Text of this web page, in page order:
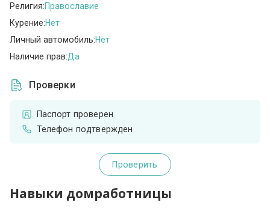
Религия:Православие
Курение:Нет
Личный автомобиль:Нет
Наличие прав:Да
Проверки
Паспорт проверен
Телефон подтвержден
Проверить
Навыки домработницы